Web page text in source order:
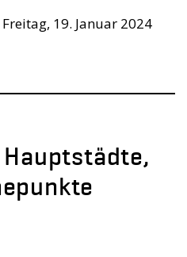
Freitag, 19. Januar 2024